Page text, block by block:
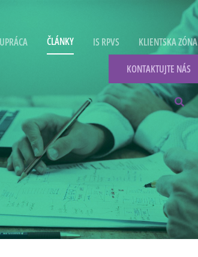
ČLÁNKY IS RPVS KLIENTSKA ZÓNA
KONTAKTUJTE NÁS